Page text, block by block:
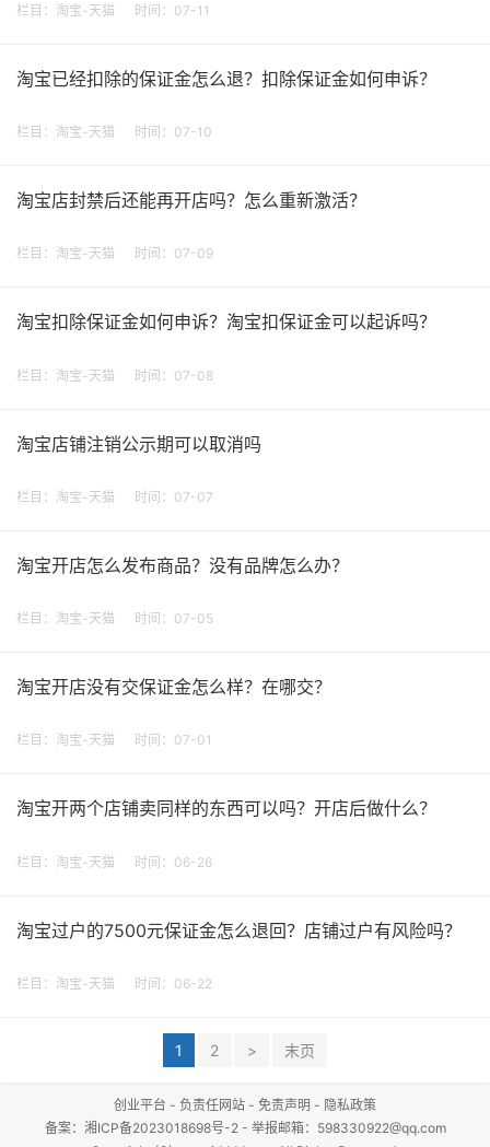
栏目： 淘宝-天猫 时间：07-11
淘宝已经扣除的保证金怎么退？扣除保证金如何申诉？
栏目： 淘宝-天猫 时间：07-10
淘宝店封禁后还能再开店吗？怎么重新激活？
栏目： 淘宝-天猫 时间：07-09
淘宝扣除保证金如何申诉？淘宝扣保证金可以起诉吗？
栏目： 淘宝-天猫 时间：07-08
淘宝店铺注销公示期可以取消吗
栏目： 淘宝-天猫 时间：07-07
淘宝开店怎么发布商品？没有品牌怎么办？
栏目： 淘宝-天猫 时间：07-05
淘宝开店没有交保证金怎么样？在哪交？
栏目： 淘宝-天猫 时间：07-01
淘宝开两个店铺卖同样的东西可以吗？开店后做什么？
栏目： 淘宝-天猫 时间：06-26
淘宝过户的7500元保证金怎么退回？店铺过户有风险吗？
栏目： 淘宝-天猫 时间：06-22
1 2 > 末页
创业平台 - 负责任网站 - 免责声明 - 隐私政策
备案： 湘ICP备2023018698号-2- 举报邮箱：598330922@qq.com